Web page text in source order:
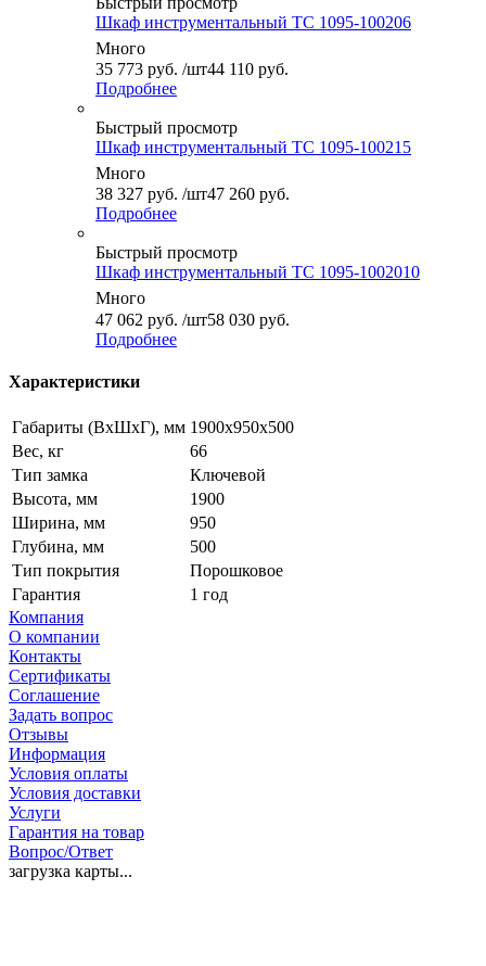
Шкаф инструментальный ТС 1095-100206
Много
35 773 руб. /шт44 110 руб.
Подробнее
Быстрый просмотр
Шкаф инструментальный ТС 1095-100215
Много
38 327 руб. /шт47 260 руб.
Подробнее
Быстрый просмотр
Шкаф инструментальный ТС 1095-1002010
Много
47 062 руб. /шт58 030 руб.
Подробнее
Характеристики
Габариты (ВxШxГ), мм 1900x950x500
Вес, кг
66
Тип замка
Ключевой
Высота, мм
1900
Ширина, мм
950
Глубина, мм
500
Тип покрытия
Порошковое
Гарантия
1 год
Компания
О компании
Контакты
Сертификаты
Соглашение
Задать вопрос
Отзывы
Информация
Условия оплаты
Условия доставки
Услуги
Гарантия на товар
Вопрос/Ответ
загрузка карты...